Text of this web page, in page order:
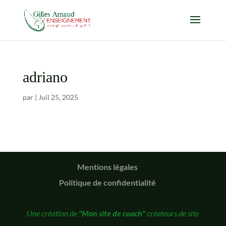
adriano
par | Juil 25, 2025
Mentions légales
Politique de confidentialité
Une création de "Mon site de coach"créateurs de site